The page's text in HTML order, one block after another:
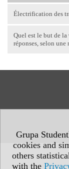
Grupa
cookies and
others
with the
Électrification des
Quel est le but de
réponses, selon